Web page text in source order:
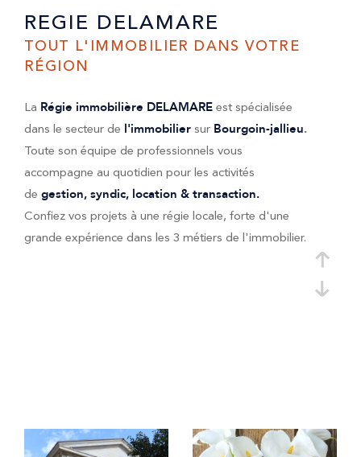
REGIE DELAMARE
TOUT L'IMMOBILIER DANS VOTRE
RÉGION
La Régie immobilière DELAMARE est spécialisée
dans le secteur de l'immobilier sur Bourgoin-jallieu.
Toute son équipe de professionnels vous
accompagne au quotidien pour les activités
de gestion, syndic, location & transaction.
Confiez vos projets à une régie locale, forte d'une
grande expérience dans les 3 métiers de l'immobilier.